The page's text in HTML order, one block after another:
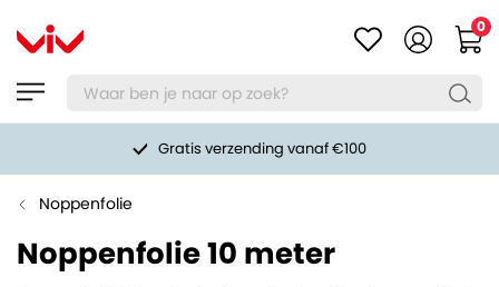
0
Gratis verzending vanaf €100
Noppenfolie
Noppenfolie 10 meter